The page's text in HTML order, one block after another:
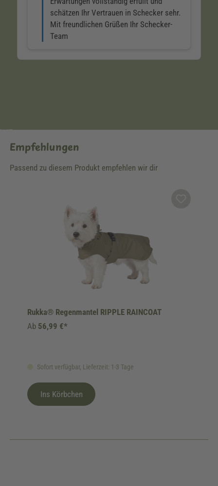
Empfehlungen
Passend zu diesem Produkt empfehlen wir dir
Rukka® Regenmantel RIPPLE RAINCOAT
Sofort verfügbar, Lieferzeit: 1-3 Tage
Ab 56,99 €*
Ins Körbchen